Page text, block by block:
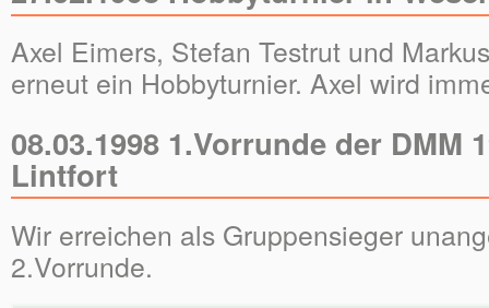
Axel Eimers, Stefan Testrut und
erneut ein Hobbyturnier. Axel wird
08.03.1998 1.Vorrunde der DMM
Lintfort
Wir erreichen als Gruppensieger
2.Vorrunde.